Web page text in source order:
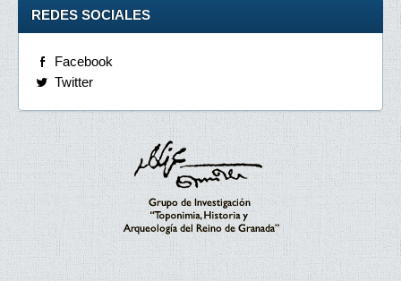
REDES SOCIALES
Facebook
Twitter